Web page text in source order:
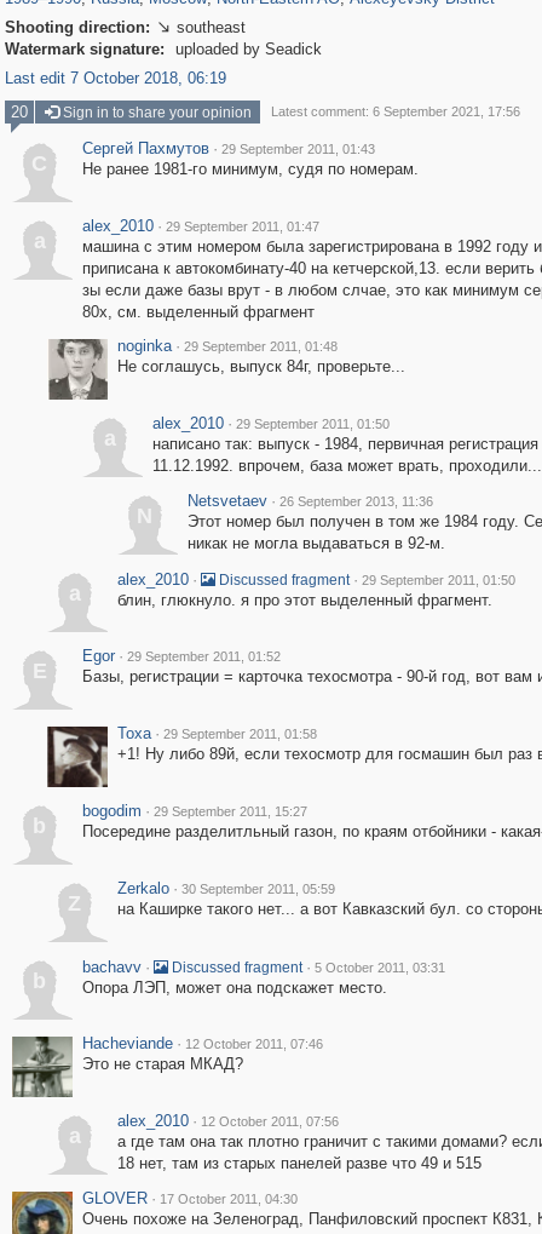
Shooting direction:  southeast
Watermark signature:
uploaded by Seadick
Last edit 7 October 2018, 06:19
20
Sign in to share your opinion Latest comment: 6 September 2021, 17:56
С
Сергей Пахмутов · 29 September 2011, 01:43
Не ранее 1981-го минимум, судя по номерам.
a
alex_2010 · 29 September 2011, 01:47
машина с этим номером была зарегистрирована в 1992 году и
приписана к автокомбинату-40 на кетчерской,13. если верить
зы если даже базы врут - в любом слчае, это как минимум
80х, см. выделенный фрагмент
noginka · 29 September 2011, 01:48
Не соглашусь, выпуск 84г, проверьте...
a
alex_2010 · 29 September 2011, 01:50
написано так: выпуск - 1984, первичная регистрация
11.12.1992. впрочем, база может врать, проходили...
N
Netsvetaev · 26 September 2013, 11:36
Этот номер был получен в том же 1984 году.
никак не могла выдаваться в 92-м.
a
alex_2010 · Discussed fragment · 29 September 2011, 01:50
блин, глюкнуло. я про этот выделенный фрагмент.
E
Egor · 29 September 2011, 01:52
Базы, регистрации = карточка техосмотра - 90-й год, вот вам
Toxa · 29 September 2011, 01:58
+1! Ну либо 89й, если техосмотр для госмашин был раз
b
bogodim · 29 September 2011, 15:27
Посередине разделитльный газон, по краям отбойники -
Z
Zerkalo · 30 September 2011, 05:59
на Каширке такого нет... а вот Кавказский бул. со
b
bachavv · Discussed fragment · 5 October 2011, 03:31
Опора ЛЭП, может она подскажет место.
Hacheviande · 12 October 2011, 07:46
Это не старая МКАД?
a
alex_2010 · 12 October 2011, 07:56
а где там она так плотно граничит с такими домами?
18 нет, там из старых панелей разве что 49 и 515
GLOVER · 17 October 2011, 04:30
Очень похоже на Зеленоград, Панфиловский проспект К831,